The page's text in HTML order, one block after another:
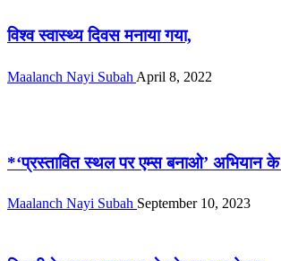
विश्व स्वास्थ्य दिवस मनाया गया,
Maalanch Nayi Subah April 8, 2022
*‘प्रस्तावित स्थल पर एम्स बनाओ’ अभियान
Maalanch Nayi Subah September 10, 2023